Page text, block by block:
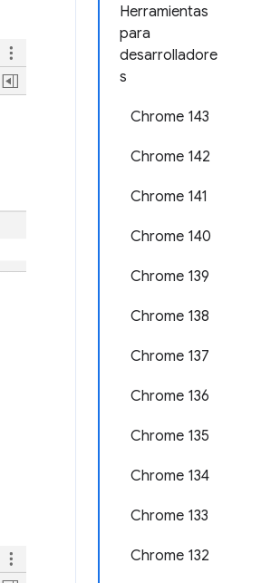
Herramientas
para
desarrolladore
s
Chrome 143
Chrome 142
Chrome 141
Chrome 140
Chrome 139
Chrome 138
Chrome 137
Chrome 136
Chrome 135
Chrome 134
Chrome 133
Chrome 132